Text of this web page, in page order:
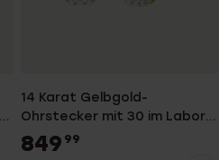
14 Karat Gelbgold-
Ohrstecker mit 30 im Labor
gezüchteten Diamanten für
Damen
849 99